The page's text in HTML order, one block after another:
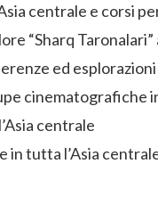
centrale e corsi
“Sharq Taronalari”
ed
cinematografiche
centrale
in tutta l’Asia